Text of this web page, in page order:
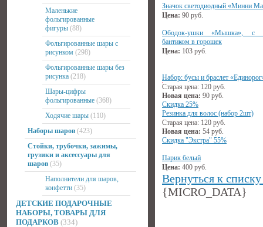
Маленькие
фольгированные
фигуры (88)
Фольгированные шары с
рисунком (298)
Фольгированные шары без
рисунка (218)
Шары-цифры
фольгированные (368)
Ходячие шары (110)
Наборы шаров (423)
Стойки, трубочки, зажимы,
грузики и аксессуары для
шаров (35)
Наполнители для шаров,
конфетти (35)
ДЕТСКИЕ ПОДАРОЧНЫЕ
НАБОРЫ, ТОВАРЫ ДЛЯ
ПОДАРКОВ (334)
Значок светодиодный «Минни
Цена: 90 руб.
Ободок-ушки «Мышка», с
бантиком в горошек
Цена: 103 руб.
Набор: бусы и браслет
Старая цена: 120 руб.
Новая цена: 90 руб.
Скидка 25%
Резинка для волос (набор 2шт)
Старая цена: 120 руб.
Новая цена: 54 руб.
Скидка "Экстра" 55%
Парик белый
Цена: 400 руб.
Вернуться к списку
{MICRO_DATA}